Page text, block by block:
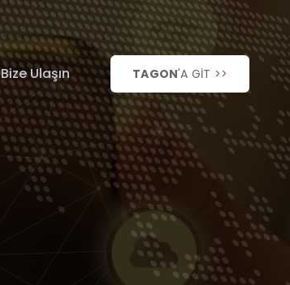
Bize Ulaşın TAGON'A GİT >>